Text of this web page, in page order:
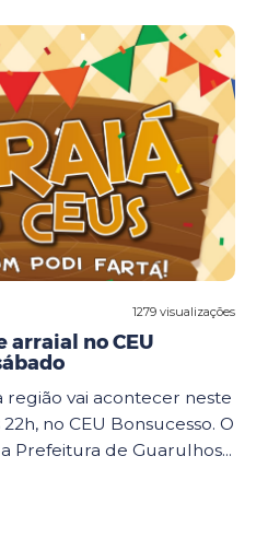
1279 visualizações
no CEU
região vai acontecer neste
no CEU Bonsucesso. O
Prefeitura de Guarulhos...